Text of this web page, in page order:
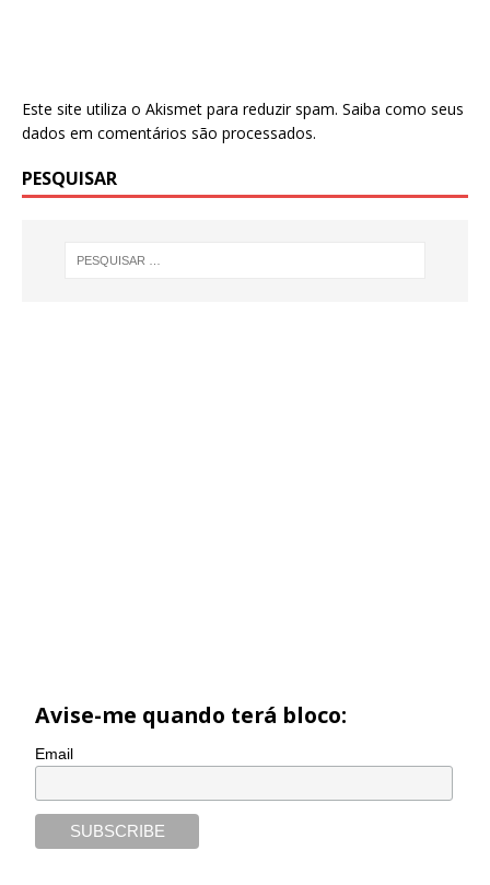
Este site utiliza o Akismet para reduzir spam. Saiba como seus
dados em comentários são processados.
PESQUISAR
Avise-me quando terá bloco:
Email